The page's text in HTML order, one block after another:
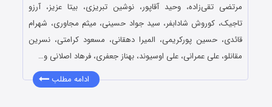
مرتضی تقی‌زاده، وحید آقاپور، نوشین تبریزی، بیتا عزیز، آرزو
تاجیک، کوروش شادابفر، سید جواد حسینی، میثم مجاوری، شهرام
قائدی، حسین پورکریمی، المیرا دهقانی، مسعود کرامتی، نسرین
مقانلو، علی عمرانی، علی اوسیوند، بهناز جعفری، فرهاد اصلانی و…
ادامه مطلب